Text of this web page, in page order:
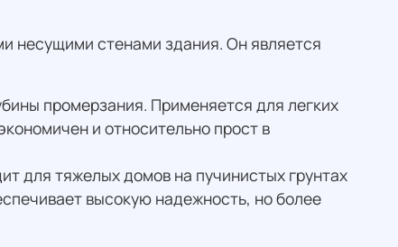
несущими стенами здания. Он является
промерзания. Применяется для легких
и относительно прост в
для тяжелых домов на пучинистых грунтах
высокую надежность, но более